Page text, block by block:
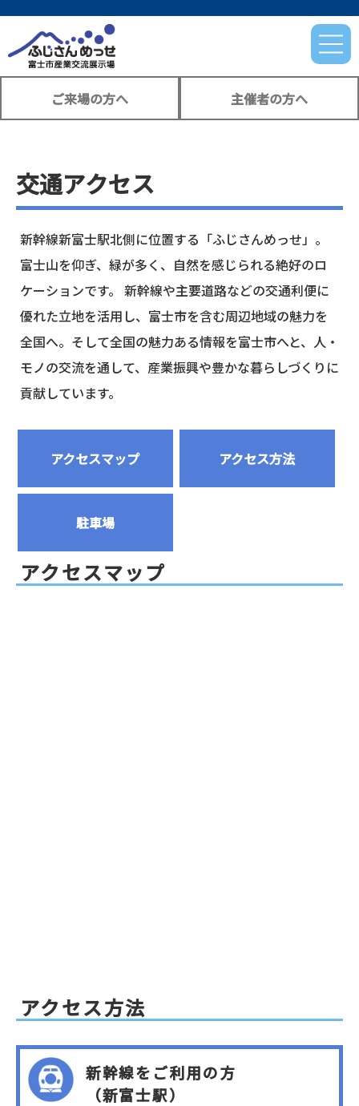
ご来場の方へ 主催者の方へ
交通アクセス
新幹線新富士駅北側に位置する「ふじさんめっせ」。
富士山を仰ぎ、緑が多く、自然を感じられる絶好のロ
ケーションです。 新幹線や主要道路などの交通利便に
優れた立地を活用し、富士市を含む周辺地域の魅力を
全国へ。そして全国の魅力ある情報を富士市へと、人・
モノの交流を通して、産業振興や豊かな暮らしづくりに
貢献しています。
アクセスマップ アクセス方法
駐車場
アクセスマップ
アクセス方法
新幹線をご利用の方
（新富士駅）